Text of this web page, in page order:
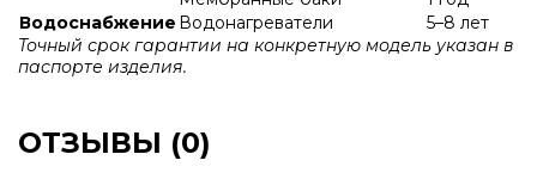
Водоснабжение Водонагреватели
5–8 лет
Точный срок гарантии на конкретную модель указан в
паспорте изделия.
ОТЗЫВЫ (0)